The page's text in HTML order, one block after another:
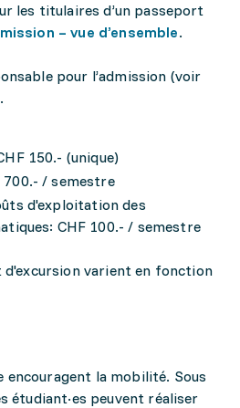
les titulaires d’un passeport
– vue d’ensemble.
pour l’admission (voir
150.- (unique)
700.- / semestre
d'exploitation des
CHF 100.- / semestre
varient en fonction
encouragent la mobilité. Sous
étudiant·es peuvent réaliser